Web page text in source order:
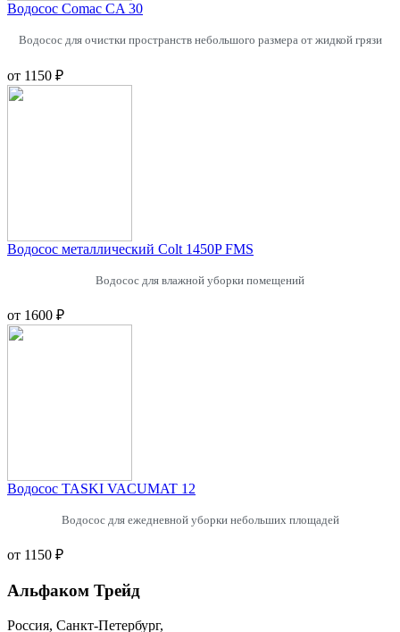
Водосос Comac CA 30
Водосос для очистки пространств небольшого размера от жидкой грязи
от 1150 ₽
Водосос металлический Colt 1450P FMS
Водосос для влажной уборки помещений
от 1600 ₽
Водосос TASKI VACUMAT 12
Водосос для ежедневной уборки небольших площадей
от 1150 ₽
Альфаком Трейд
Россия, Санкт-Петербург,